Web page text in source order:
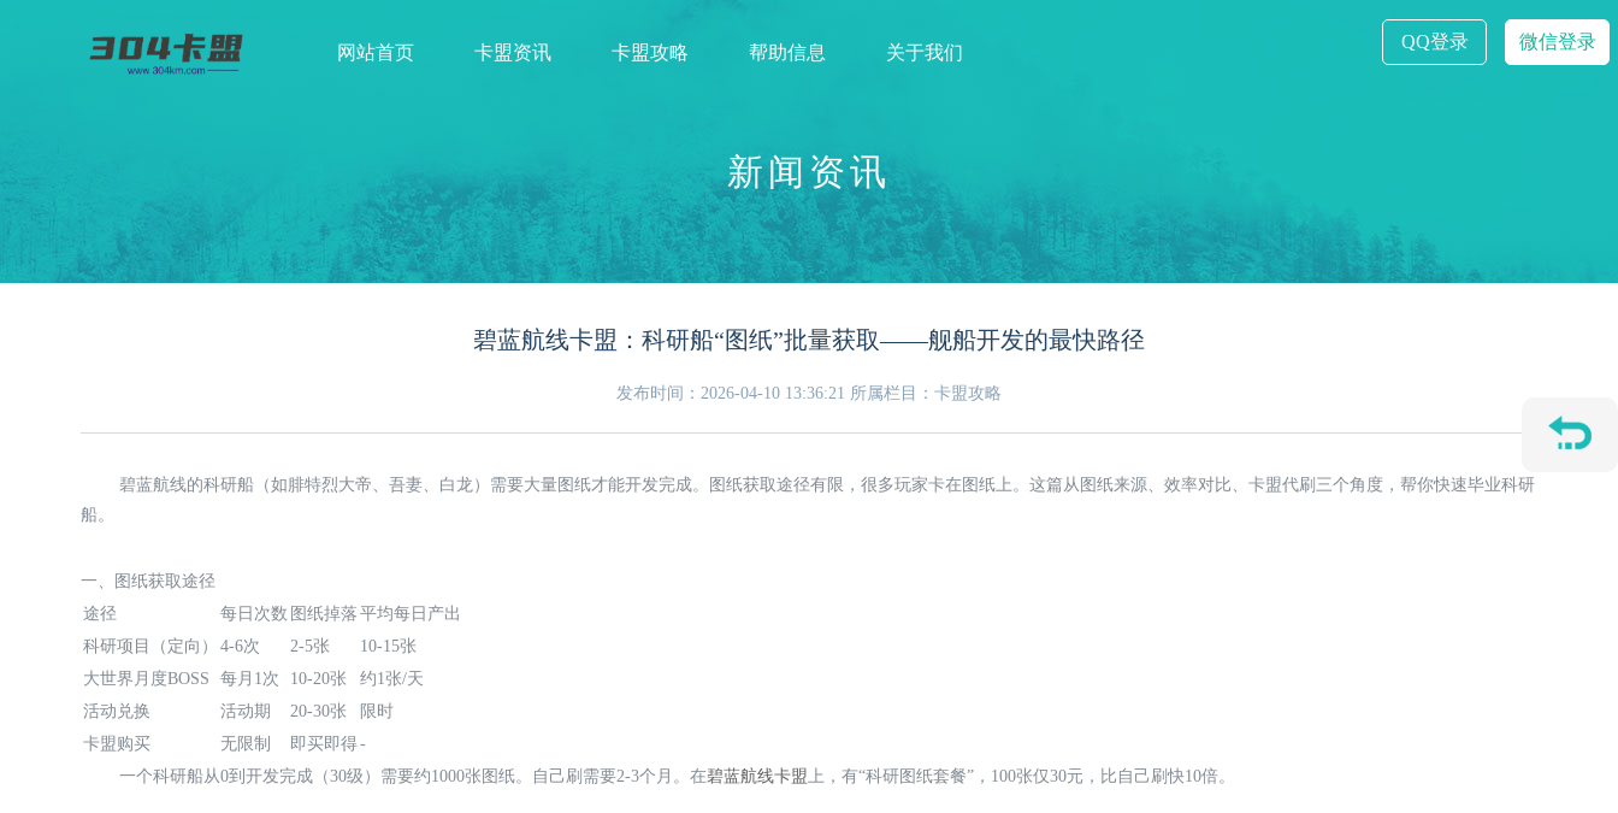
网站首页 卡盟资讯 卡盟攻略 帮助信息 关于我们
QQ登录 微信登录
新闻资讯
碧蓝航线卡盟：科研船“图纸”批量获取——舰船开发的最快路径
发布时间：2026-04-10 13:36:21 所属栏目：卡盟攻略
碧蓝航线的科研船（如腓特烈大帝、吾妻、白龙）需要大量图纸才能开发完成。图纸获取途径有限，很多玩家卡在图纸上。这篇从图纸来源、效率对比、卡盟代刷三个角度，帮你快速毕业科研
船。
一、图纸获取途径
途径
每日次数 图纸掉落 平均每日产出
科研项目（定向）
4-6次 2-5张
10-15张
大世界月度BOSS
每月1次 10-20张
约1张/天
活动兑换
活动期 20-30张
限时
卡盟购买
无限制 即买即得-
一个科研船从0到开发完成（30级）需要约1000张图纸。自己刷需要2-3个月。在碧蓝航线卡盟上，有“科研图纸套餐”，100张仅30元，比自己刷快10倍。